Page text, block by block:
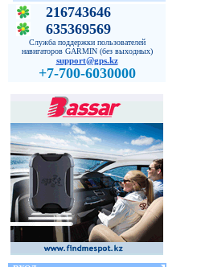
216743646
635369569
Служба поддержки пользователей
навигаторов GARMIN (без выходных)
support@gps.kz
+7-700-6030000